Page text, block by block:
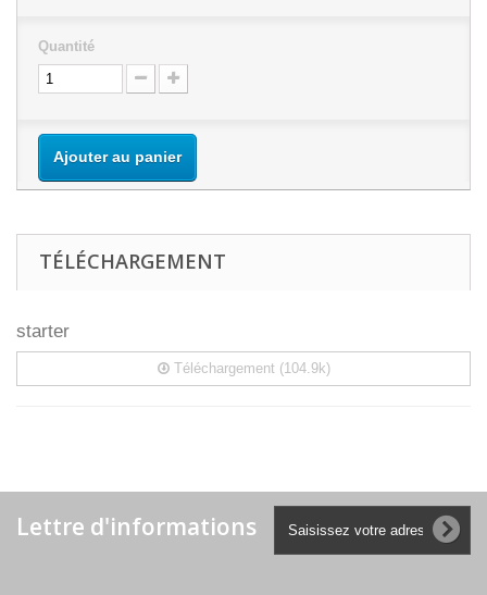
Quantité
Ajouter au panier
TÉLÉCHARGEMENT
starter
Téléchargement (104.9k)
Lettre d'informations